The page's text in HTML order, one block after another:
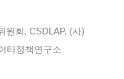
원회, CSDLAP, (사)
티정책연구소